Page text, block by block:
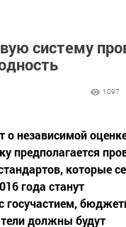
систему
1097
о независимой
предполагается
которые
года станут
госучастием,
должны будут